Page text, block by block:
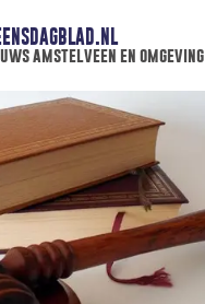
amstelveen en omgeving